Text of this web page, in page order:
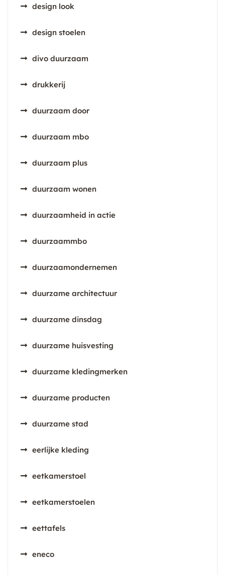
design look
design stoelen
divo duurzaam
drukkerij
duurzaam door
duurzaam mbo
duurzaam plus
duurzaam wonen
duurzaamheid in actie
duurzaammbo
duurzaamondernemen
duurzame architectuur
duurzame dinsdag
duurzame huisvesting
duurzame kledingmerken
duurzame producten
duurzame stad
eerlijke kleding
eetkamerstoel
eetkamerstoelen
eettafels
eneco